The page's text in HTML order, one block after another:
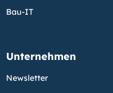
Bau-IT
Unternehmen
Newsletter